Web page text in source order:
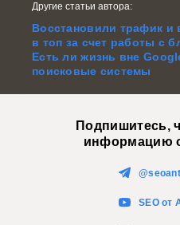
Другие статьи автора:
Восстановили трафик и
в топ за счет работы с
Есть ли жизнь вне
поисковые системы
Подпишитесь,
информацию
SEO от